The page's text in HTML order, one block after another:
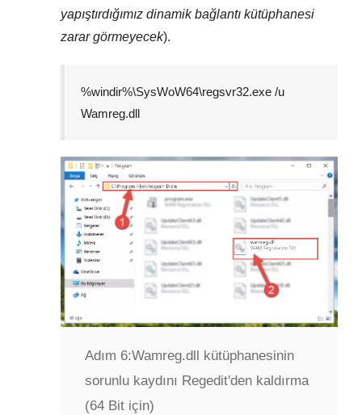
yapıştırdığımız dinamik bağlantı kütüphanesi
zarar görmeyecek).
%windir%\SysWoW64\regsvr32.exe /u
Wamreg.dll
Adım 6:Wamreg.dll kütüphanesinin
sorunlu kaydını Regedit'den kaldırma
(64 Bit için)